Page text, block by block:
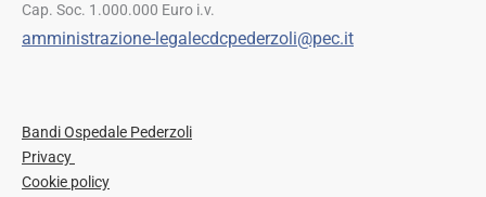
Cap. Soc. 1.000.000 Euro i.v.
amministrazione-legalecdcpederzoli@pec.it
Bandi Ospedale Pederzoli
Privacy
Cookie policy